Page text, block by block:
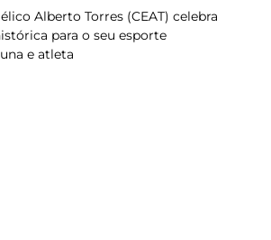
Alberto Torres (CEAT) celebra
para o seu esporte
e atleta